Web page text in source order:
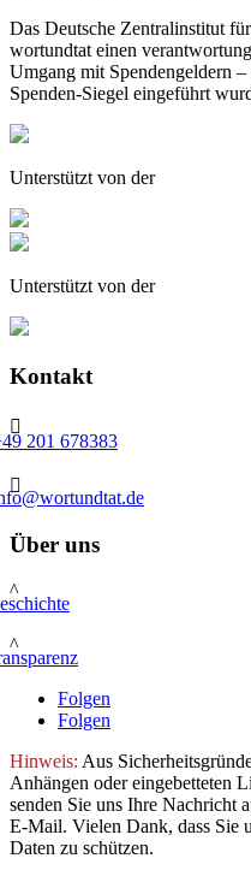
Das Deutsche Zentralinstitut
wortundtat einen
Umgang mit Spendengeldern
Spenden-Siegel eingeführt
Unterstützt von der
Unterstützt von der
Kontakt

201 678383

Über uns
^
^
Folgen
Folgen
Hinweis: Aus
Anhängen oder eingebetteten
senden Sie uns Ihre Nachricht
E-Mail. Vielen Dank, dass Sie
Daten zu schützen.